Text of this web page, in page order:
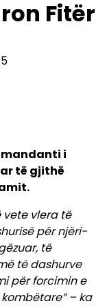
Fitër
i
të gjithë
vete vlera të
për njëri-
të
të dashurve
për forcimin e
– ka